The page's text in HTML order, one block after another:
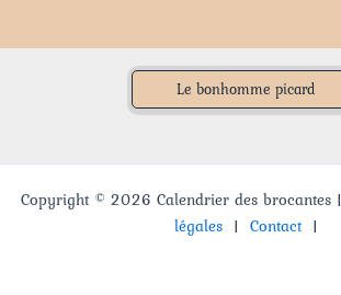
Le bonhomme picard
Copyright © 2026 Calendrier des brocantes |
légales| Contact|